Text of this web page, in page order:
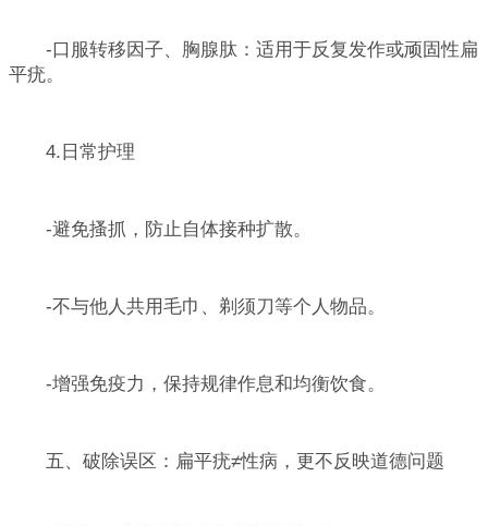
-口服转移因子、胸腺肽：适用于反复发作或顽固性扁
平疣。
4.日常护理
-避免搔抓，防止自体接种扩散。
-不与他人共用毛巾、剃须刀等个人物品。
-增强免疫力，保持规律作息和均衡饮食。
五、破除误区：扁平疣≠性病，更不反映道德问题